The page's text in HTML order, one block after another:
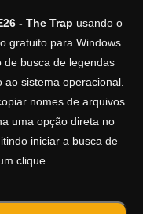
- The Trap usando o
gratuito para Windows
busca de legendas
ao sistema operacional.
nomes de arquivos
uma opção direta no
iniciar a busca de
clique.